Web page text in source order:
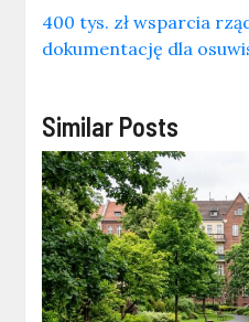
400 tys. zł wsparcia
dokumentację dla
Similar Posts